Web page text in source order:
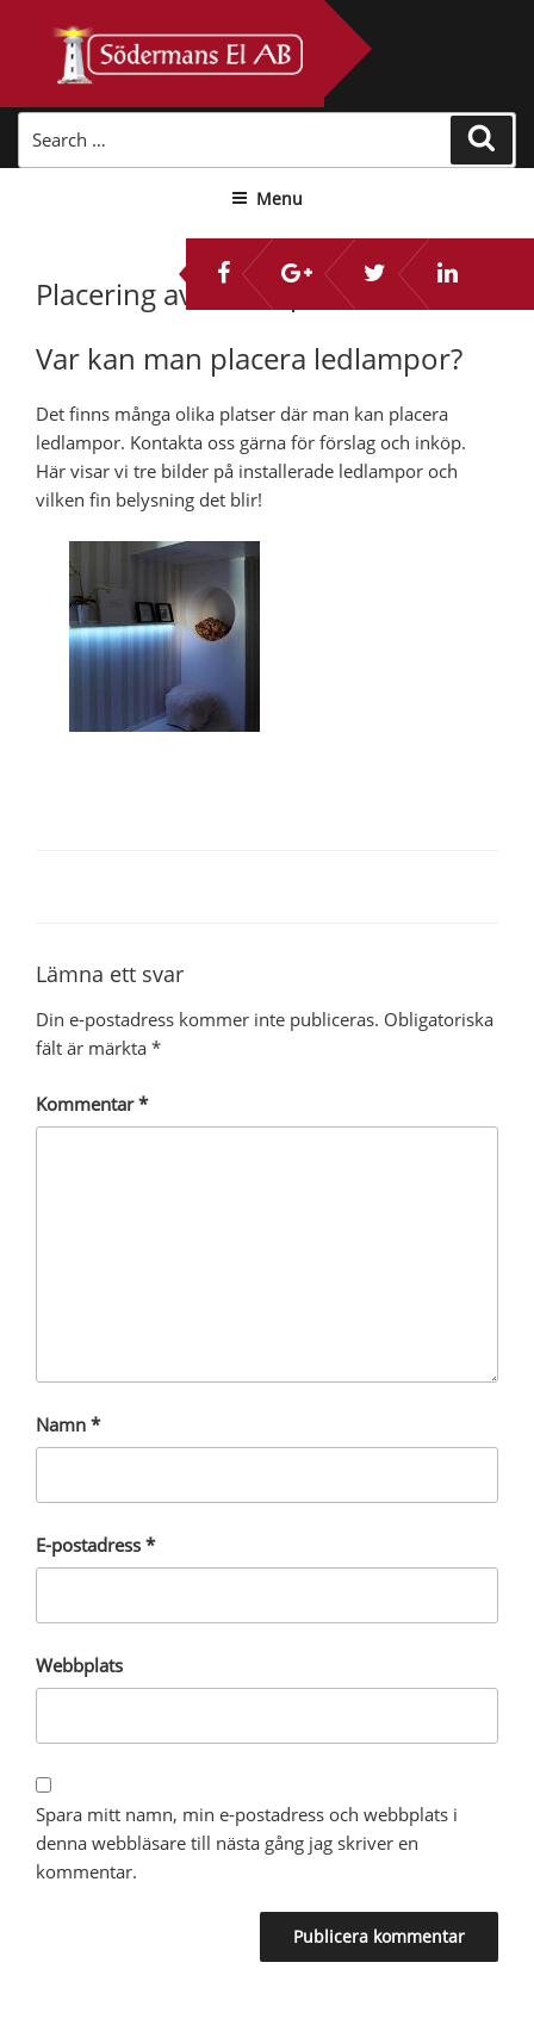
for:
Menu
Placering av ledlampor
Var kan man placera ledlampor?
Det finns många olika platser där man kan placera
ledlampor. Kontakta oss gärna för förslag och inköp.
Här visar vi tre bilder på installerade ledlampor och
vilken fin belysning det blir!
Lämna ett svar
Din e-postadress kommer inte publiceras. Obligatoriska
fält är märkta *
Kommentar*
Namn *
E-postadress *
Webbplats
Spara mitt namn, min e-postadress och webbplats i
denna webbläsare till nästa gång jag skriver en
kommentar.